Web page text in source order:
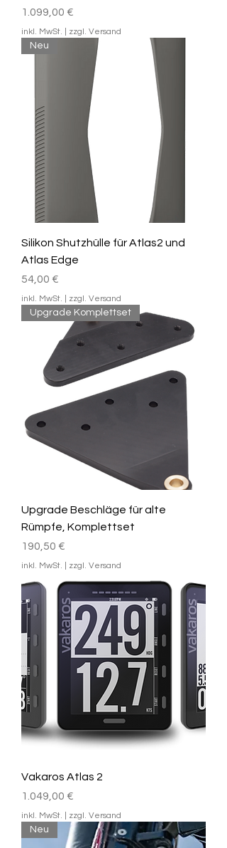
Preis
1.099,00 €
inkl. MwSt. zzgl. Versand
Neu
Silikon Shutzhülle für Atlas2 und
Atlas Edge
Preis
54,00 €
inkl. MwSt. zzgl. Versand
Upgrade Komplettset
Upgrade Beschläge für alte
Rümpfe, Komplettset
Preis
190,50 €
inkl. MwSt. zzgl. Versand
Vakaros Atlas 2
Preis
1.049,00 €
inkl. MwSt. zzgl. Versand
Neu